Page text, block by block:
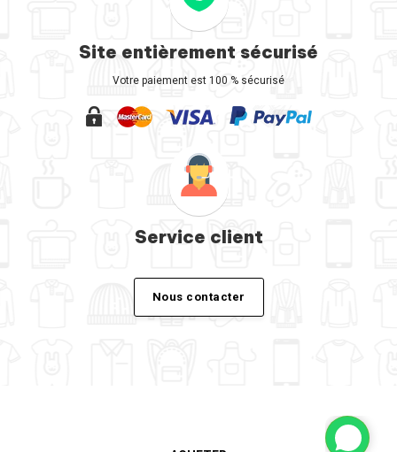
Site entièrement sécurisé
Votre paiement est 100 % sécurisé
Service client
Nous contacter